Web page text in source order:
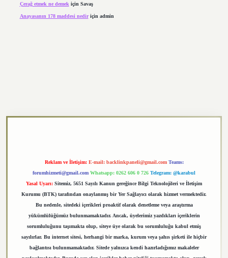
Çerağ etmek ne demek için Savaş
Anayasanın 178 maddesi nediriçin admin
Reklam ve İletişim: E-mail: backlinkpaneli@gmail.com Teams:
forumhizmeti@gmail.com Whatsapp: 0262 606 0 726 Telegram: @karabul
Yasal Uyarı: Sitemiz, 5651 Sayılı Kanun gereğince Bilgi Teknolojileri ve İletişim
Kurumu (BTK) tarafından onaylanmış bir Yer Sağlayıcı olarak hizmet vermektedir.
Bu nedenle, sitedeki içerikleri proaktif olarak denetleme veya araştırma
yükümlülüğümüz bulunmamaktadır. Ancak, üyelerimiz yazdıkları içeriklerin
sorumluluğunu taşımakta olup, siteye üye olarak bu sorumluluğu kabul etmiş
sayılırlar. Bu internet sitesi, herhangi bir marka, kurum veya şahıs şirketi ile hiçbir
bağlantısı bulunmamaktadır. Sitede yalnızca kendi hazırladığımız makaleler